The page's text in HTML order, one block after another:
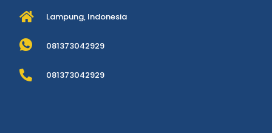
Lampung, Indonesia
081373042929
081373042929